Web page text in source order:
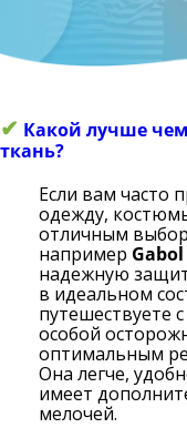
✔ Какой лучше
ткань?
Если вам часто
одежду,
отличным
например
надежную
в идеальном
путешествуете
особой
оптимальным
Она легче,
имеет
мелочей.